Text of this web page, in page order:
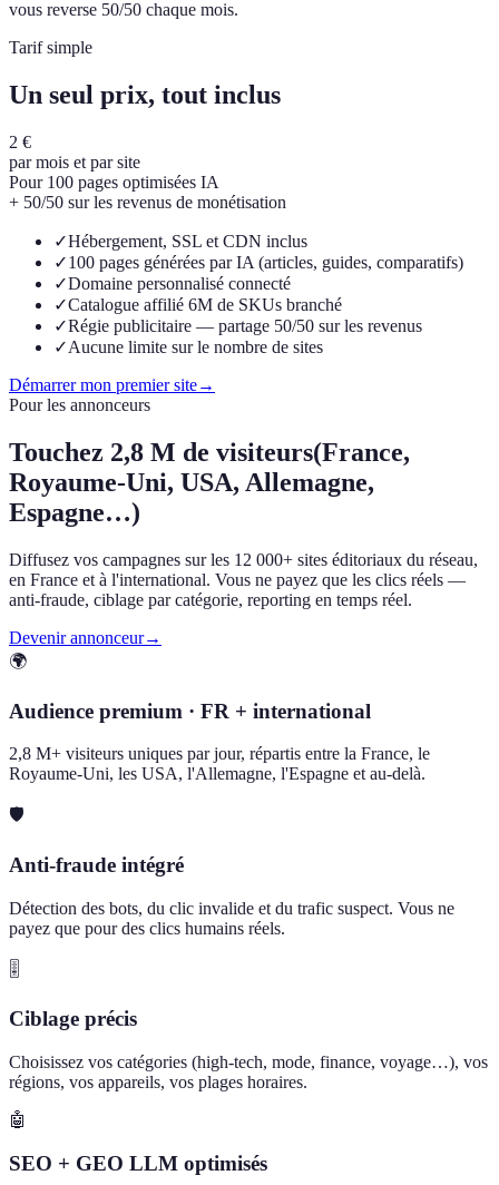
vous reverse 50/50 chaque mois.
Tarif simple
Un seul prix, tout inclus
2 €
par mois et par site
Pour 100 pages optimisées IA
+ 50/50 sur les revenus de monétisation
✓Hébergement, SSL et CDN inclus
✓100 pages générées par IA (articles, guides, comparatifs)
✓Domaine personnalisé connecté
✓Catalogue affilié 6M de SKUs branché
✓Régie publicitaire — partage 50/50 sur les revenus
✓Aucune limite sur le nombre de sites
Démarrer mon premier site→
Pour les annonceurs
Touchez 2,8 M de visiteurs(France,
Royaume-Uni, USA, Allemagne,
Espagne…)
Diffusez vos campagnes sur les 12 000+ sites éditoriaux du réseau,
en France et à l'international. Vous ne payez que les clics réels —
anti-fraude, ciblage par catégorie, reporting en temps réel.
Devenir annonceur→
🌍
Audience premium · FR + international
2,8 M+ visiteurs uniques par jour, répartis entre la France, le
Royaume-Uni, les USA, l'Allemagne, l'Espagne et au-delà.
🛡️
Anti-fraude intégré
Détection des bots, du clic invalide et du trafic suspect. Vous ne
payez que pour des clics humains réels.
🎚️
Ciblage précis
Choisissez vos catégories (high-tech, mode, finance, voyage…), vos
régions, vos appareils, vos plages horaires.
🤖
SEO + GEO LLM optimisés